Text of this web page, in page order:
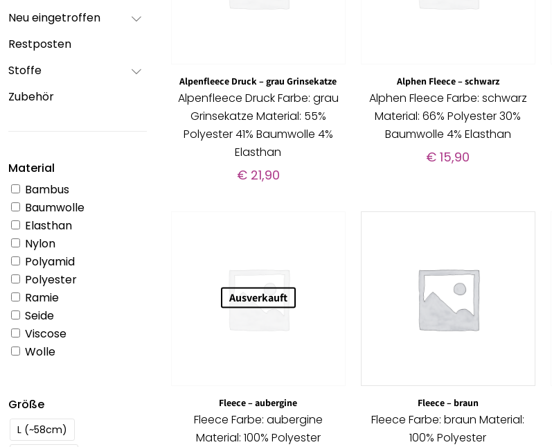
Neu eingetroffen
Restposten
Stoffe
Zubehör
Material
Bambus
Baumwolle
Elasthan
Nylon
Polyamid
Polyester
Ramie
Seide
Viscose
Wolle
Größe
L (~58cm)
Alpenfleece Druck – grau Grinsekatze
Alpenfleece Druck Farbe: grau
Grinsekatze Material: 55%
Polyester 41% Baumwolle 4%
Elasthan
€21,90
Alphen Fleece – schwarz
Alphen Fleece Farbe: schwarz
Material: 66% Polyester 30%
Baumwolle 4% Elasthan
€ 15,90
Ausverkauft
Fleece – aubergine
Fleece Farbe: aubergine
Material: 100% Polyester
Fleece – braun
Fleece Farbe: braun Material:
100% Polyester